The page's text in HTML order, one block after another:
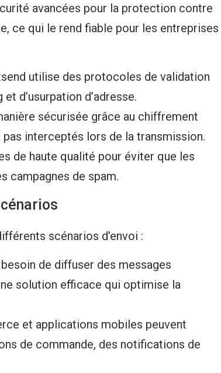
avancées pour la protection contre
ce qui le rend fiable pour les entreprises
utilise des protocoles de validation
d’usurpation d’adresse.
sécurisée grâce au chiffrement
interceptés lors de la transmission.
de haute qualité pour éviter que les
campagnes de spam.
scénarios d’envoi :
de diffuser des messages
solution efficace qui optimise la
et applications mobiles peuvent
de commande, des notifications de